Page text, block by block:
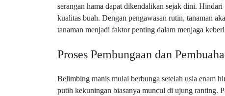
serangan hama dapat dikendalikan sejak dini.
kualitas buah. Dengan pengawasan rutin, tanaman
tanaman menjadi faktor penting dalam menjaga
Proses Pembungaan dan
Belimbing manis mulai berbunga setelah usia enam
putih kekuningan biasanya muncul di ujung ranting.